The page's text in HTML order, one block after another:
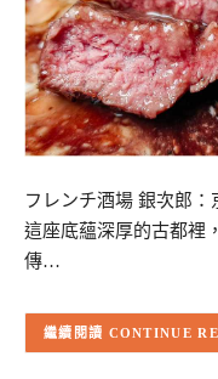
フレンチ酒場 銀次郎
這座底蘊深厚的古都裡
傳…
CONTINUE